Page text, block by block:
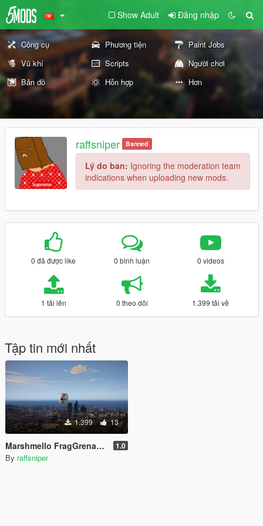
Show Adult Đăng nhập
Công cụ Phương tiện
Paint Jobs
Vũ khí
Scripts
Người chơi
Bản đồ
Hỗn hợp Hơn
raffsniper Banned
Lý do ban: Ignoring the moderation team
indications when uploading new mods.
0 đã được like 0 bình luận 0 videos
1 tải lên 0 theo dõi 1.399 tải về
Tập tin mới nhất
1.399 13
Marshmello FragGrenade [Replace] 1.0
By raffsniper